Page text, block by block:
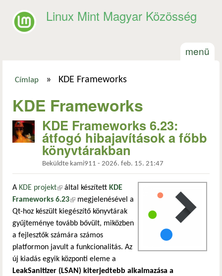
Linux Mint Magyar Közösség
menü
Címlap » KDE Frameworks
KDE Frameworks
KDE Frameworks 6.23:
átfogó hibajavítások a főbb
könyvtárakban
Beküldte kami911 - 2026. feb. 15. 21:47
A KDE projekt(külső hivatkozás)
által készített KDE
Frameworks 6.23(külső hivatkozás)
megjelenésével a
Qt-hoz készült kiegészítő könyvtárak
gyűjteménye tovább bővült, miközben
a fejlesztők számára számos
platformon javult a funkcionalitás. Az
új kiadás egyik központi eleme a
LeakSanitizer (LSAN) kiterjedtebb alkalmazása a